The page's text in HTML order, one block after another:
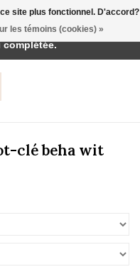
clé beha wit
site plus fonctionnel. D'accord?
les témoins (cookies) »
Toute commande passée
complétée.